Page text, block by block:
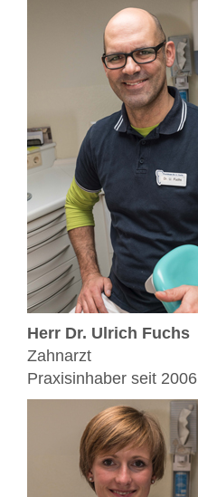
Herr Dr. Ulrich Fuchs
Zahnarzt
Praxisinhaber seit 2006